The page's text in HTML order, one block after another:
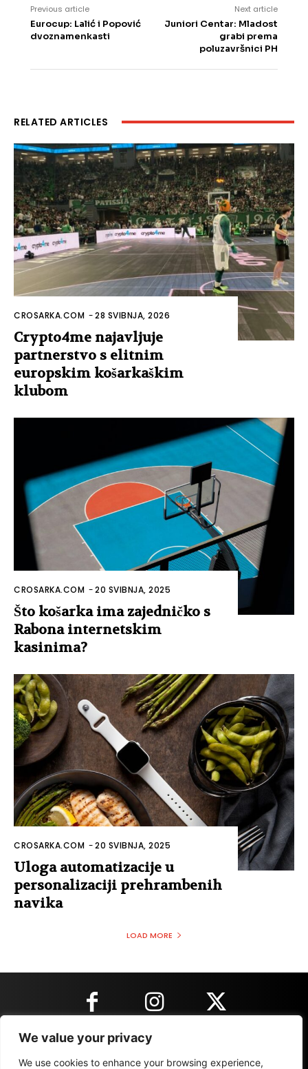
We value your privacy
We use cookies to enhance your browsing experience,
Previous article
Eurocup: Lalić i Popović
dvoznamenkasti
Next article
Juniori Centar: Mladost
grabi prema
poluzavršnici PH
RELATED ARTICLES
CROSARKA.COM -28 SVIBNJA, 2026
Crypto4me najavljuje
partnerstvo s elitnim
europskim košarkaškim
klubom
CROSARKA.COM -20 SVIBNJA, 2025
Što košarka ima zajedničko s
Rabona internetskim
kasinima?
CROSARKA.COM -20 SVIBNJA, 2025
Uloga automatizacije u
personalizaciji prehrambenih
navika
LOAD MORE
KONTAKT INFORMACIJE